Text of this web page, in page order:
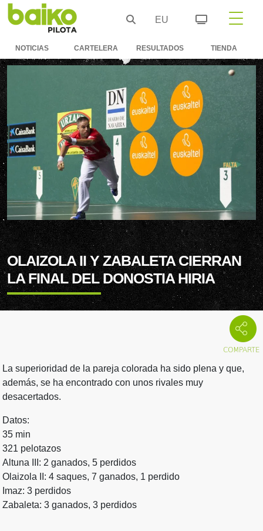
EU
NOTICIAS CARTELERA RESULTADOS TIENDA
OLAIZOLA II Y ZABALETA CIERRAN
LA FINAL DEL DONOSTIA HIRIA
La superioridad de la pareja colorada ha sido plena y que,
además, se ha encontrado con unos rivales muy
desacertados.
Datos:
35 min
321 pelotazos
Altuna III: 2 ganados, 5 perdidos
Olaizola II: 4 saques, 7 ganados, 1 perdido
Imaz: 3 perdidos
Zabaleta: 3 ganados, 3 perdidos